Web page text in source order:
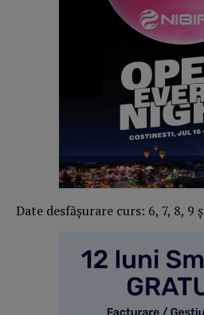
Date desfăşurare curs: 6, 7, 8, 9